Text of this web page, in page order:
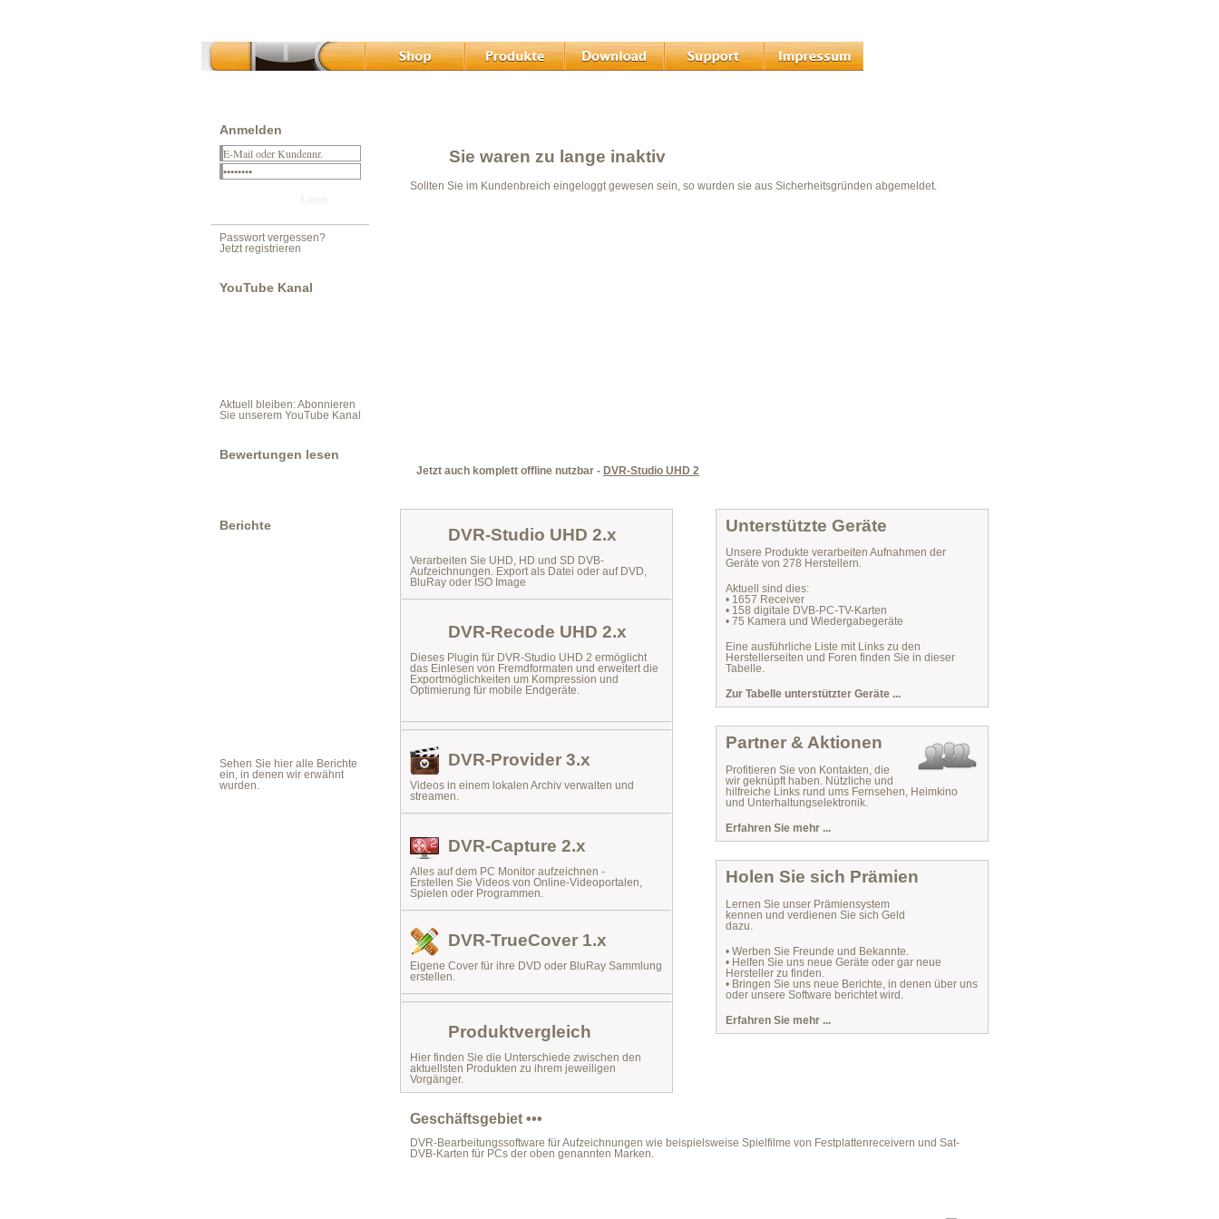
Anmelden
Passwort vergessen?
Jetzt registrieren
YouTube Kanal
Aktuell bleiben: Abonnieren
Sie unserem YouTube Kanal
Bewertungen lesen
Berichte
Sehen Sie hier alle Berichte
ein, in denen wir erwähnt
wurden.
Sie waren zu lange inaktiv
Sollten Sie im Kundenbreich eingeloggt gewesen sein, so wurden sie aus Sicherheitsgründen abgemeldet.
Jetzt auch komplett offline nutzbar - DVR-Studio UHD 2
DVR-Studio UHD 2.x
Verarbeiten Sie UHD, HD und SD DVB-
Aufzeichnungen. Export als Datei oder auf DVD,
BluRay oder ISO Image
DVR-Recode UHD 2.x
Dieses Plugin für DVR-Studio UHD 2 ermöglicht
das Einlesen von Fremdformaten und erweitert die
Exportmöglichkeiten um Kompression und
Optimierung für mobile Endgeräte.
DVR-Provider 3.x
Videos in einem lokalen Archiv verwalten und
streamen.
DVR-Capture 2.x
Alles auf dem PC Monitor aufzeichnen -
Erstellen Sie Videos von Online-Videoportalen,
Spielen oder Programmen.
DVR-TrueCover 1.x
Eigene Cover für ihre DVD oder BluRay Sammlung
erstellen.
Produktvergleich
Hier finden Sie die Unterschiede zwischen den
aktuellsten Produkten zu ihrem jeweiligen
Vorgänger.
Unterstützte Geräte
Unsere Produkte verarbeiten Aufnahmen der
Geräte von 278 Herstellern.
Aktuell sind dies:
• 1657 Receiver
• 158 digitale DVB-PC-TV-Karten
• 75 Kamera und Wiedergabegeräte
Eine ausführliche Liste mit Links zu den
Herstellerseiten und Foren finden Sie in dieser
Tabelle.
Zur Tabelle unterstützter Geräte ...
Partner & Aktionen
Profitieren Sie von Kontakten, die
wir geknüpft haben. Nützliche und
hilfreiche Links rund ums Fernsehen, Heimkino
und Unterhaltungselektronik.
Erfahren Sie mehr ...
Holen Sie sich Prämien
Lernen Sie unser Prämiensystem
kennen und verdienen Sie sich Geld
dazu.
• Werben Sie Freunde und Bekannte.
• Helfen Sie uns neue Geräte oder gar neue
Hersteller zu finden.
• Bringen Sie uns neue Berichte, in denen über uns
oder unsere Software berichtet wird.
Erfahren Sie mehr ...
Geschäftsgebiet •••
DVR-Bearbeitungssoftware für Aufzeichnungen wie beispielsweise Spielfilme von Festplattenreceivern und Sat-
DVB-Karten für PCs der oben genannten Marken.